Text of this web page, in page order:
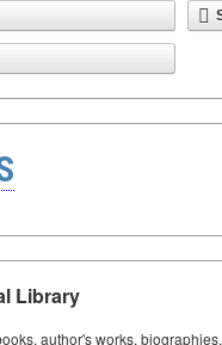
Library
author's works,